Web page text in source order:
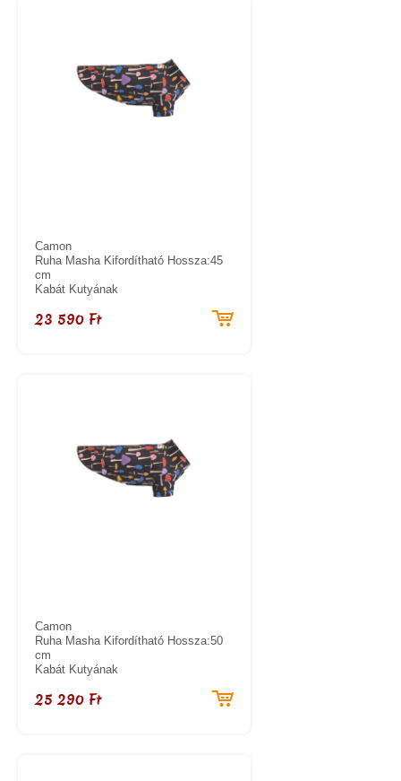
Camon
Ruha Masha Kifordítható Hossza:45
cm
Kabát Kutyának
23 590 Ft
Camon
Ruha Masha Kifordítható Hossza:50
cm
Kabát Kutyának
25 290 Ft